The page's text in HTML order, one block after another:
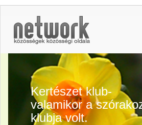
Kertészet klub-
valamikor a
klubja volt.